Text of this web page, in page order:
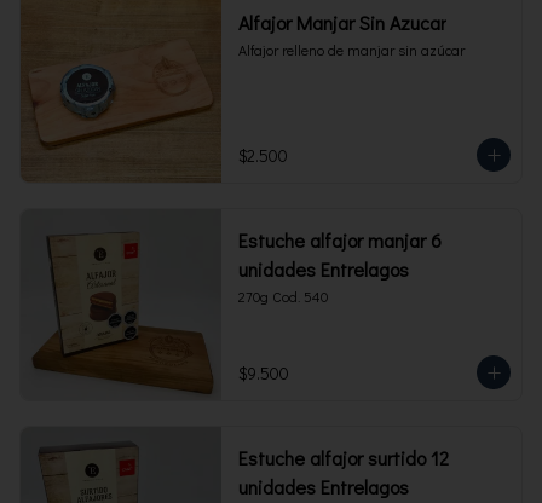
Alfajor Manjar Sin Azucar
Alfajor relleno de manjar sin azúcar
$2.500
Estuche alfajor manjar 6
unidades Entrelagos
270g Cod. 540
$9.500
Estuche alfajor surtido 12
unidades Entrelagos